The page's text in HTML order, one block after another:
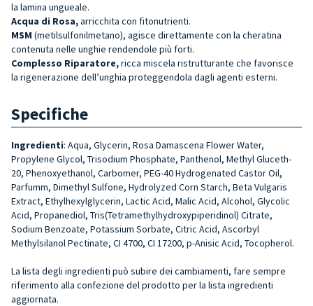
la lamina ungueale.
Acqua di Rosa,arricchita con fitonutrienti.
MSM (metilsulfonilmetano), agisce direttamente con la cheratina
contenuta nelle unghie rendendole più forti.
Complesso Riparatore,ricca miscela ristrutturante che favorisce
la rigenerazione dell’unghia proteggendola dagli agenti esterni.
Specifiche
Ingredienti: Aqua, Glycerin, Rosa Damascena Flower Water,
Propylene Glycol, Trisodium Phosphate, Panthenol, Methyl Gluceth-
20, Phenoxyethanol, Carbomer, PEG-40 Hydrogenated Castor Oil,
Parfumm, Dimethyl Sulfone, Hydrolyzed Corn Starch, Beta Vulgaris
Extract, Ethylhexylglycerin, Lactic Acid, Malic Acid, Alcohol, Glycolic
Acid, Propanediol, Tris(Tetramethylhydroxypiperidinol) Citrate,
Sodium Benzoate, Potassium Sorbate, Citric Acid, Ascorbyl
Methylsilanol Pectinate, CI 4700, CI 17200, p-Anisic Acid, Tocopherol.
La lista degli ingredienti può subire dei cambiamenti, fare sempre
riferimento alla confezione del prodotto per la lista ingredienti
aggiornata.